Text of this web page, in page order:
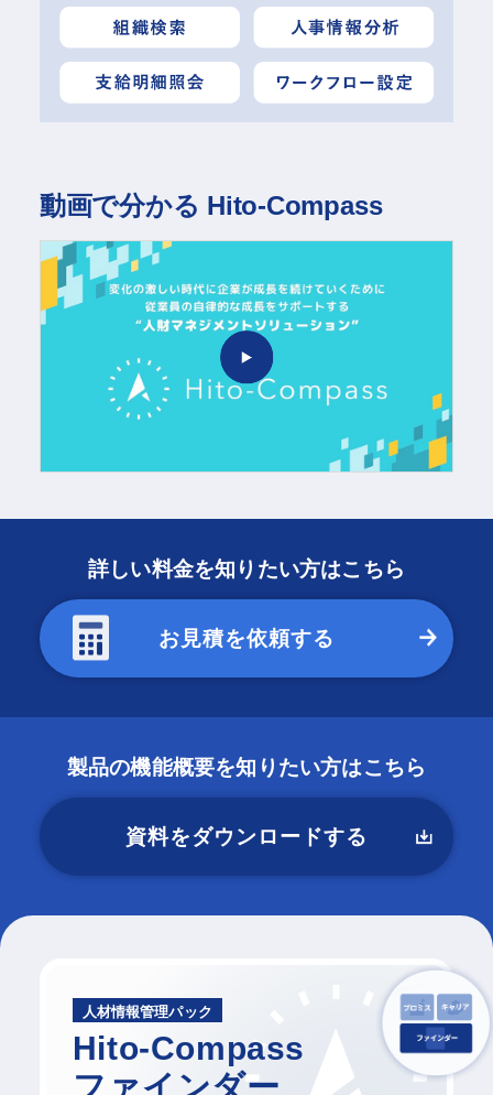
動画で分かる Hito-Compass
詳しい料金を知りたい方はこちら
お見積を依頼する
製品の機能概要を知りたい方はこちら
資料をダウンロードする
人材情報管理パック
Hito-Compass
ファインダー